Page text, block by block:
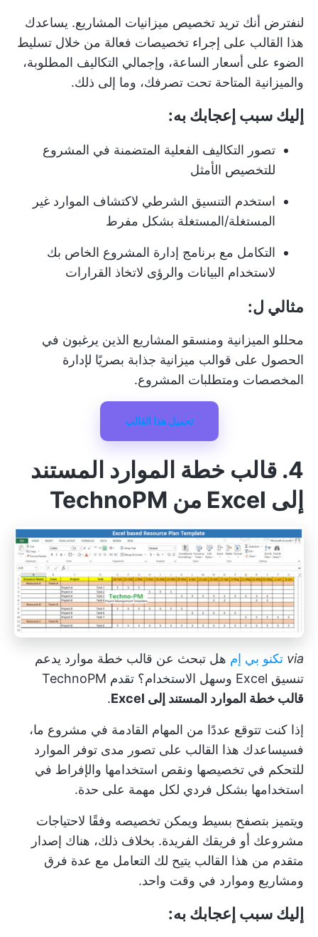
لنفترض أنك تريد تخصيص ميزانيات المشاريع. يساعدك
هذا القالب على إجراء تخصيصات فعالة من خلال تسليط
الضوء على أسعار الساعة، وإجمالي التكاليف المطلوبة،
والميزانية المتاحة تحت تصرفك، وما إلى ذلك.
إليك سبب إعجابك به:
تصور التكاليف الفعلية المتضمنة في المشروع
للتخصيص الأمثل
استخدم التنسيق الشرطي لاكتشاف الموارد غير
المستغلة/المستغلة بشكل مفرط
التكامل مع برنامج إدارة المشروع الخاص بك
لاستخدام البيانات والرؤى لاتخاذ القرارات
مثالي ل:
محللو الميزانية ومنسقو المشاريع الذين يرغبون في
الحصول على قوالب ميزانية جذابة بصريًا لإدارة
المخصصات ومتطلبات المشروع.
تحميل هذا القالب
4. قالب خطة الموارد المستند
إلى Excel من TechnoPM
via تكنو بي إم هل تبحث عن قالب خطة موارد يدعم
تنسيق Excel وسهل الاستخدام؟ تقدم TechnoPM
قالب خطة الموارد المستند إلى Excel
.
إذا كنت تتوقع عددًا من المهام القادمة في مشروع ما،
فسيساعدك هذا القالب على تصور مدى توفر الموارد
للتحكم في تخصيصها ونقص استخدامها والإفراط في
استخدامها بشكل فردي لكل مهمة على حدة.
ويتميز بتصفح بسيط ويمكن تخصيصه وفقًا لاحتياجات
مشروعك أو فريقك الفريدة. بخلاف ذلك، هناك إصدار
متقدم من هذا القالب يتيح لك التعامل مع عدة فرق
ومشاريع وموارد في وقت واحد.
إليك سبب إعجابك به: